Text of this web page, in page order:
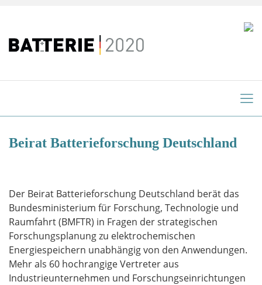
Beirat Batterieforschung Deutschland
Der Beirat Batterieforschung Deutschland berät das
Bundesministerium für Forschung, Technologie und
Raumfahrt (BMFTR) in Fragen der strategischen
Forschungsplanung zu elektrochemischen
Energiespeichern unabhängig von den Anwendungen.
Mehr als 60 hochrangige Vertreter aus
Industrieunternehmen und Forschungseinrichtungen